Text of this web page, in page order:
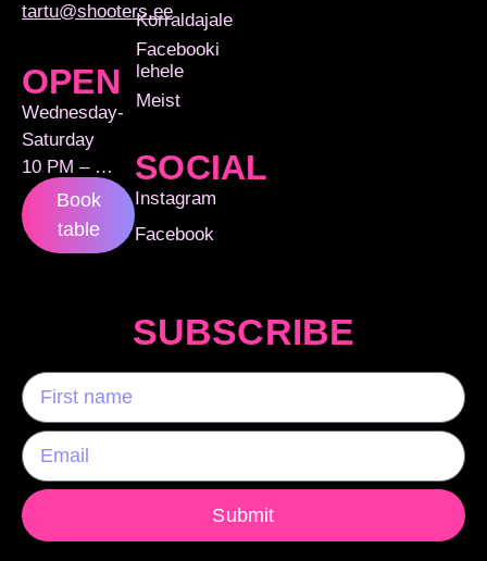
tartu@shooters.ee
OPEN
Wednesday-
Saturday
10 PM – …
Book
table
Korraldajale
Facebooki
lehele
Meist
SOCIAL
Instagram
Facebook
SUBSCRIBE
Submit